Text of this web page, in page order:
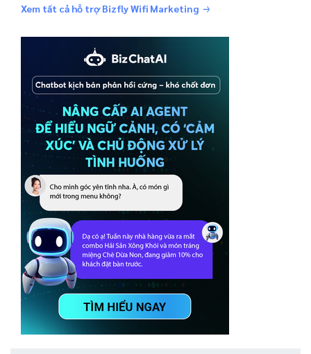
Xem tất cả hỗ trợ Bizfly Wifi Marketing